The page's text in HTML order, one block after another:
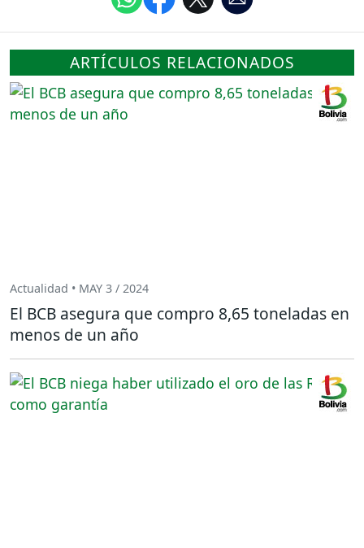
ARTÍCULOS RELACIONADOS
Actualidad • MAY 3 / 2024
El BCB asegura que compro 8,65 toneladas en
menos de un año